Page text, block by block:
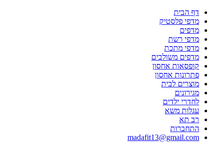
דף הבית
מדפי פלסטיק
מדפים
מדפי רשת
מדפי מתכת
מדפים משולבים
קופסאות אחסון
פתרונות אחסון
מוצרים לבית
מגירונים
לחדרי ילדים
עגלות משא
רב תא
התחברות
madafit13@gmail.com